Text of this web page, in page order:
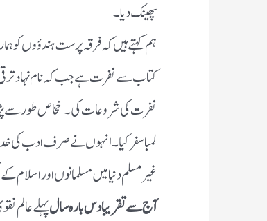
پھینک دیا ۔
ہم کہتے ہیں کہ فرقہ پرست ہندؤوں
کتاب سے نفرت ہے جب کہ نام نہاد
نفرت کی شروعات کی ۔خخاص طور سے
لمبا سفر کیا ۔انہوں نے صرف ادب کی
غیر مسلم دنیا میں مسلمانوں اور
آج سے تقریبا دس بارہ سالپہلے عالم